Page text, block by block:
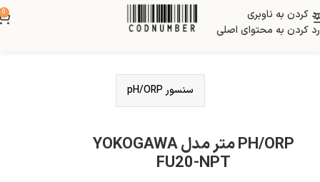
رد کردن به ناوبری
رد کردن به محتوای اصلی
0
سنسور pH/ORP
PH/ORP متر مدل YOKOGAWA
FU20-NPT